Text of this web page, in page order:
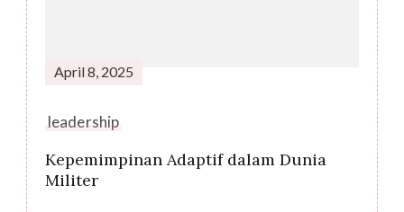
April 8, 2025
leadership
Kepemimpinan Adaptif dalam Dunia
Militer